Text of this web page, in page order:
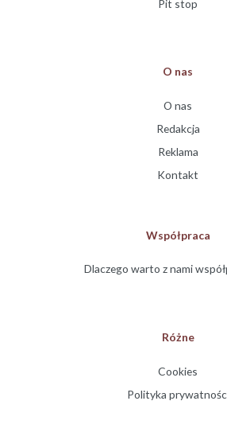
Pit stop
O nas
O nas
Redakcja
Reklama
Kontakt
Współpraca
Dlaczego warto z nami
Różne
Cookies
Polityka